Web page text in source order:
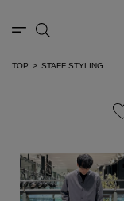
TOP STAFF STYLING